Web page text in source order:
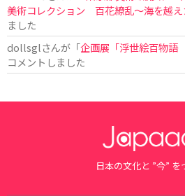
美術コレクション 百花繚乱～海を越え
ました
dollsglさんが「企画展「浮世絵百物語
コメントしました
日本の文化と ”今” を